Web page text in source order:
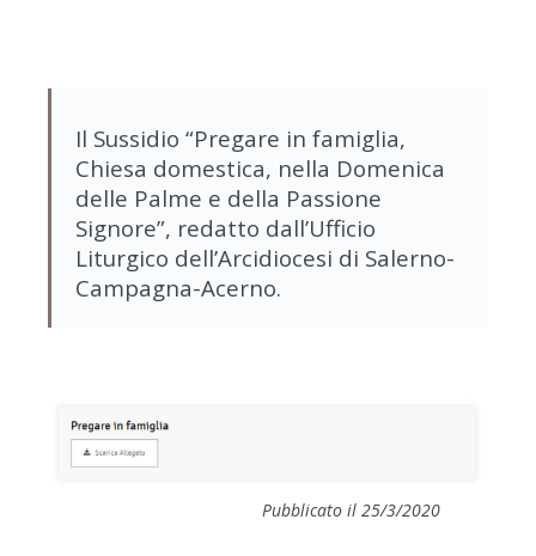
Il Sussidio “Pregare in famiglia,
Chiesa domestica, nella Domenica
delle Palme e della Passione
Signore”, redatto dall’Ufficio
Liturgico dell’Arcidiocesi di Salerno-
Campagna-Acerno.
Pubblicato il 25/3/2020